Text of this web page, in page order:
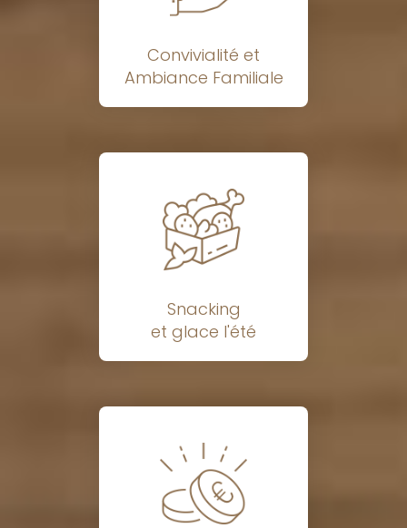
Convivialité et
Ambiance Familiale
Snacking
et glace l'été